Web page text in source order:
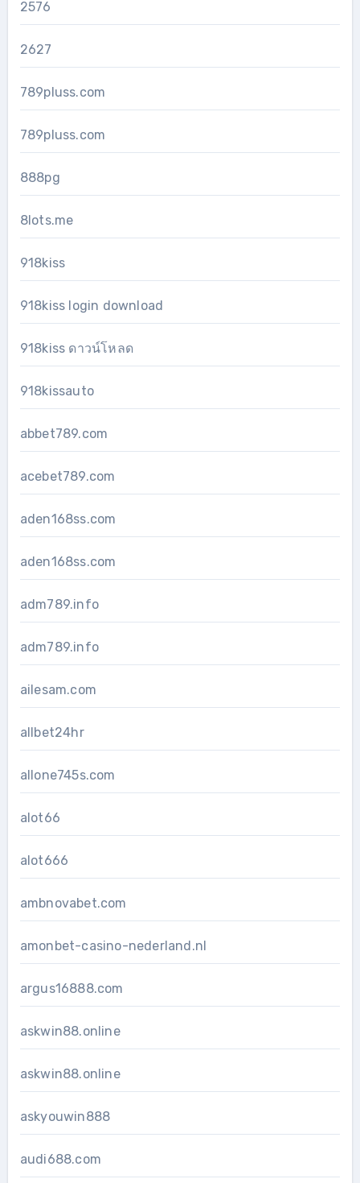
2576
2627
789pluss.com
789pluss.com
888pg
8lots.me
918kiss
918kiss login download
918kiss ดาวน์โหลด
918kissauto
abbet789.com
acebet789.com
aden168ss.com
aden168ss.com
adm789.info
adm789.info
ailesam.com
allbet24hr
allone745s.com
alot66
alot666
ambnovabet.com
amonbet-casino-nederland.nl
argus16888.com
askwin88.online
askwin88.online
askyouwin888
audi688.com